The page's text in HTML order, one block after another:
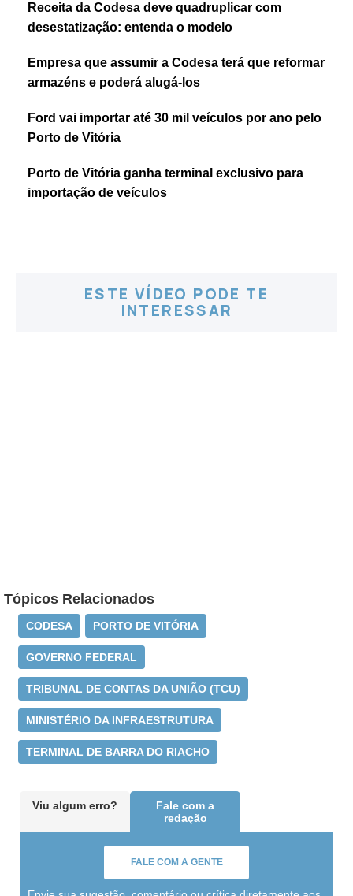
Receita da Codesa deve quadruplicar com
desestatização: entenda o modelo
Empresa que assumir a Codesa terá que reformar
armazéns e poderá alugá-los
Ford vai importar até 30 mil veículos por ano pelo
Porto de Vitória
Porto de Vitória ganha terminal exclusivo para
importação de veículos
ESTE VÍDEO PODE TE
INTERESSAR
Tópicos Relacionados
CODESA PORTO DE VITÓRIA
GOVERNO FEDERAL
TRIBUNAL DE CONTAS DA UNIÃO (TCU)
MINISTÉRIO DA INFRAESTRUTURA
TERMINAL DE BARRA DO RIACHO
Viu algum erro?
Fale com a
redação
FALE COM A GENTE